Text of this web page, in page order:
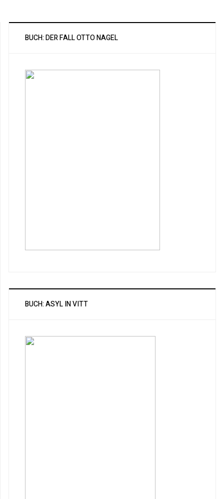
BUCH: DER FALL OTTO NAGEL
BUCH: ASYL IN VITT